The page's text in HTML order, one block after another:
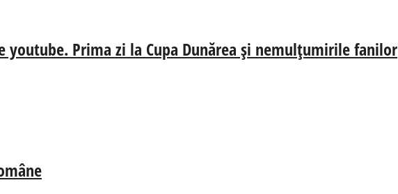
youtube. Prima zi la Cupa Dunărea și nemulțumirile fanilor